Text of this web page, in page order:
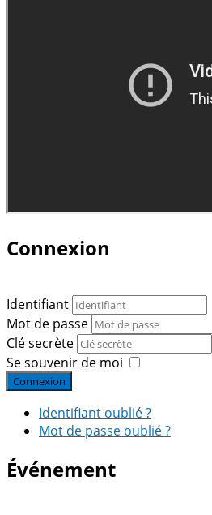
Connexion
Identifiant
Mot de passe
Clé secrète
Se souvenir de moi
Connexion
Identifiant oublié ?
Mot de passe oublié ?
Événement